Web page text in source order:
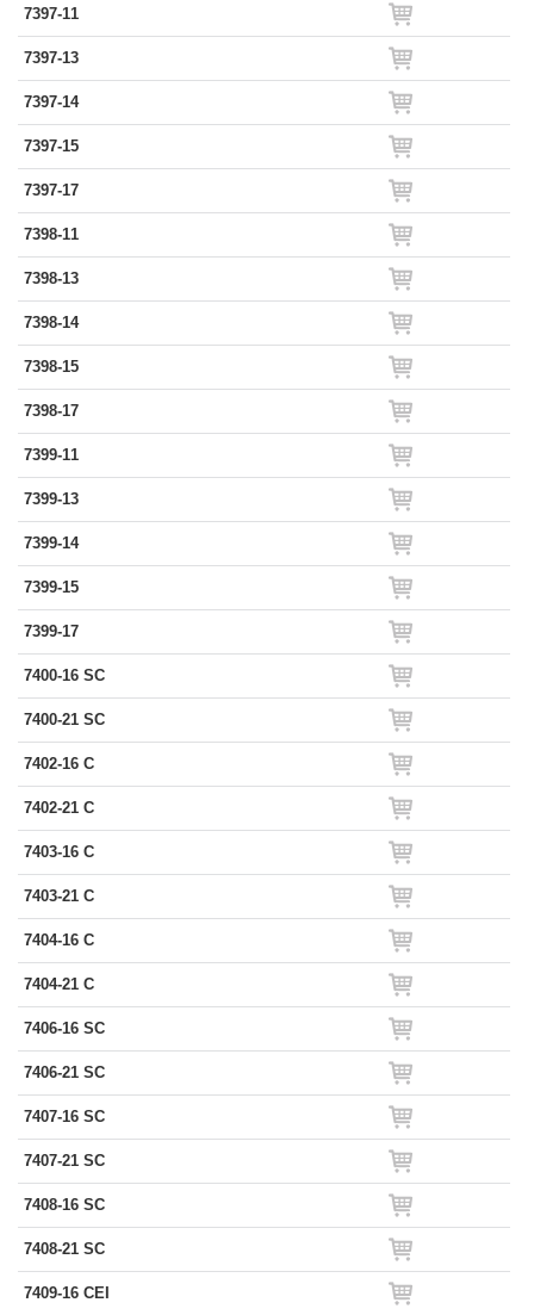
7397-11
7397-13
7397-14
7397-15
7397-17
7398-11
7398-13
7398-14
7398-15
7398-17
7399-11
7399-13
7399-14
7399-15
7399-17
7400-16 SC
7400-21 SC
7402-16 C
7402-21 C
7403-16 C
7403-21 C
7404-16 C
7404-21 C
7406-16 SC
7406-21 SC
7407-16 SC
7407-21 SC
7408-16 SC
7408-21 SC
7409-16 CEI